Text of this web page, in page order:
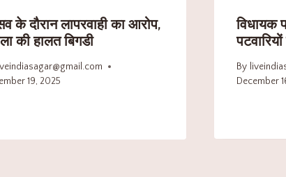
के दौरान लापरवाही का आरोप,
की हालत बिगडी
19, 2025
विधायक
By
December